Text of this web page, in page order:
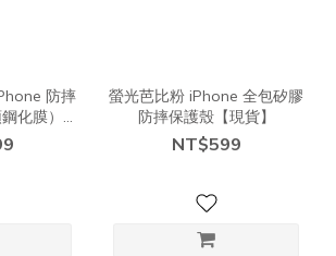
防摔
化膜）
螢光芭比粉 iPhone 全包矽膠
防摔保護殼【現貨】
NT$599